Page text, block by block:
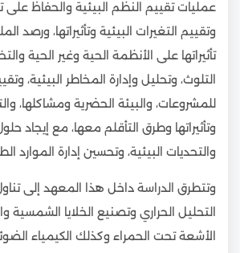
عمليات تقييم النظم البيئية والحفاظ على
وتقييم التغيرات البيئية وتأثيراتها، ورصد
تأثيراتها على الأنظمة الحية وغير الحية
التلوث، وتحليل وإدارة المخاطر البيئية،
للمشروعات، والبيئة الحضرية ومشاكلها،
وتأثيراتها وطرق التأقلم معها، مع إيجاد
والتحديات البيئية، وتحسين إدارة الموارد
وتتطرق الدراسة داخل هذا المعهد إلى
التحليل الحراري وتصنيع الخلايا
الأشعة تحت الحمراء وكذلك الكيمياء